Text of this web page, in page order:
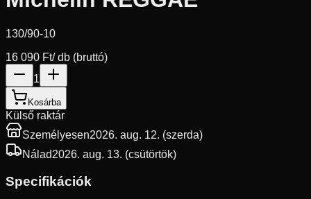
130/90-10
16 090 Ft/ db (bruttó)
1
Kosárba
Külső raktár
Személyesen2026. aug. 12. (szerda)
Nálad2026. aug. 13. (csütörtök)
Specifikációk